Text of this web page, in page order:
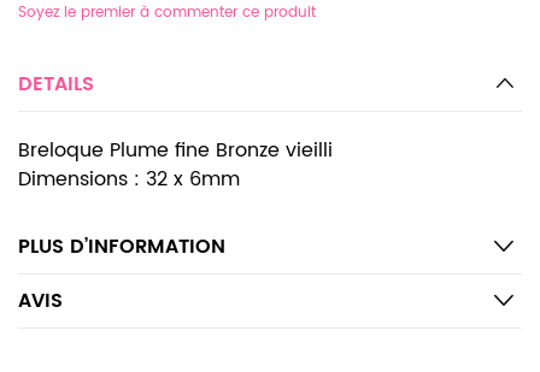
Soyez le premier à commenter ce produit
DETAILS
Breloque Plume fine Bronze vieilli
Dimensions : 32 x 6mm
PLUS D’INFORMATION
AVIS